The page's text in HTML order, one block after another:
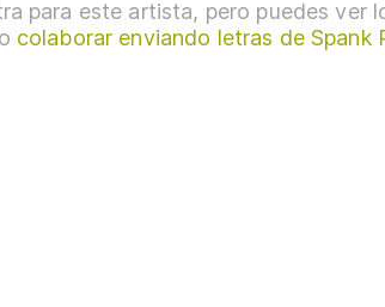
para este artista, pero puedes ver
o colaborar enviando letras de Spank